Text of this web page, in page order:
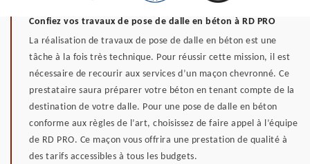
Confiez vos travaux de pose de dalle en béton à RD PRO
La réalisation de travaux de pose de dalle en béton est une
tâche à la fois très technique. Pour réussir cette mission, il est
nécessaire de recourir aux services d’un maçon chevronné. Ce
prestataire saura préparer votre béton en tenant compte de la
destination de votre dalle. Pour une pose de dalle en béton
conforme aux règles de l’art, choisissez de faire appel à l’équipe
de RD PRO. Ce maçon vous offrira une prestation de qualité à
des tarifs accessibles à tous les budgets.